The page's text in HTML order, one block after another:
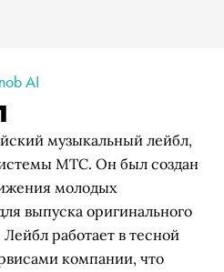
AI
музыкальный лейбл,
МТС. Он был создан
молодых
выпуска оригинального
работает в тесной
компании, что